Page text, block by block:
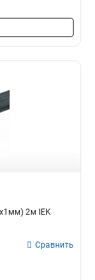
2м IEK
Сравнить